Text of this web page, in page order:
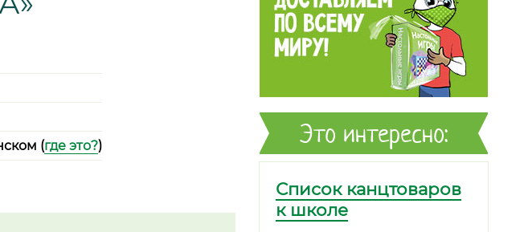
(где это?) Это интересно:
Список канцтоваров
к школе